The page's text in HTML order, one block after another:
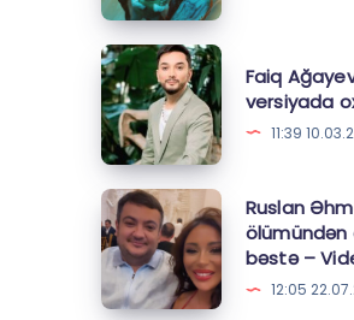
yar”ı
təqdim
etdi
Faiq
Ağayev
bu
hitini
yeni
versiyada
oxudu
Faiq
versiyada
11:39
Ruslan
Əhmədoğlunun
ölümündən
öncə
Ruslan
ölümündən
bəstə –
12:05